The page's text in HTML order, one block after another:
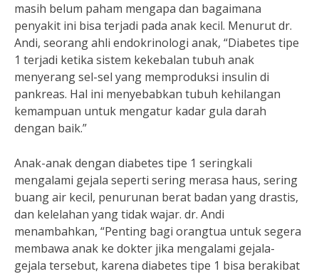
masih belum paham mengapa dan bagaimana
penyakit ini bisa terjadi pada anak kecil. Menurut dr.
Andi, seorang ahli endokrinologi anak, “Diabetes tipe
1 terjadi ketika sistem kekebalan tubuh anak
menyerang sel-sel yang memproduksi insulin di
pankreas. Hal ini menyebabkan tubuh kehilangan
kemampuan untuk mengatur kadar gula darah
dengan baik.”
Anak-anak dengan diabetes tipe 1 seringkali
mengalami gejala seperti sering merasa haus, sering
buang air kecil, penurunan berat badan yang drastis,
dan kelelahan yang tidak wajar. dr. Andi
menambahkan, “Penting bagi orangtua untuk segera
membawa anak ke dokter jika mengalami gejala-
gejala tersebut, karena diabetes tipe 1 bisa berakibat